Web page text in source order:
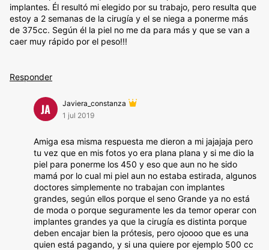
implantes. Él resultó mi elegido por su trabajo, pero resulta que
estoy a 2 semanas de la cirugía y el se niega a ponerme más
de 375cc. Según él la piel no me da para más y que se van a
caer muy rápido por el peso!!!
Responder
JA
Javiera_constanza
1 jul 2019
Amiga esa misma respuesta me dieron a mi jajajaja pero
tu vez que en mis fotos yo era plana plana y si me dio la
piel para ponerme los 450 y eso que aun no he sido
mamá por lo cual mi piel aun no estaba estirada, algunos
doctores simplemente no trabajan con implantes
grandes, según ellos porque el seno Grande ya no está
de moda o porque seguramente les da temor operar con
implantes grandes ya que la cirugía es distinta porque
deben encajar bien la prótesis, pero ojoooo que es una
quien está pagando, y si una quiere por ejemplo 500 cc